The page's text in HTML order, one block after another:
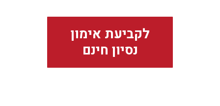
לקביעת אימון
נסיון חינם